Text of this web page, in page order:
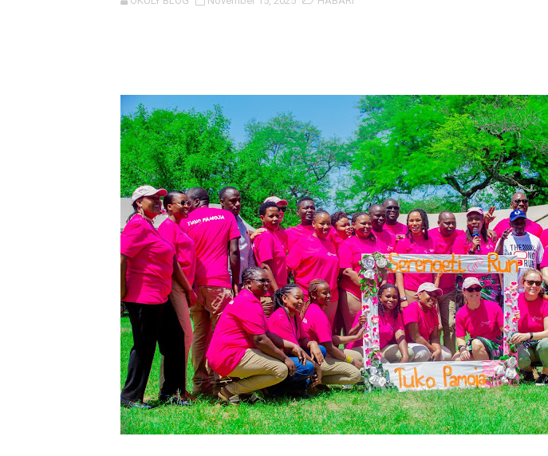
KIELELEZO KIPYA CHA VIWANGO VYA FAIDA VYA
WATUMISHI WA WIZARA YA FEDHA WATAKIWA
MASHILI AMPONGEZA RAIS SAMIA KWA MAPINDUZI YA
TANZANIA YAIPONGEZA AFRICA50, YAIMARISHA
WAKULIMA WAPEWA MBINU YA KUKABILIANA NA
Serikali yasisitiza usimamizi imara wa maji chini ya ardhi
WANAFUNZI WA MTEMI MAZENGO WATOA ELIMU YA
WATOTO WAFUNDISHWE KUPINGA RUSHWA WAKIWA
WAFANYABIASHARA WA MADUKA YA SIMU KARIAKOO
REA YATOA SOMO LA NISHATI SAFI YA KUPIKIA KWA
THBUB YAENDELEA KUTOA ELIMU KWA WANANCHI